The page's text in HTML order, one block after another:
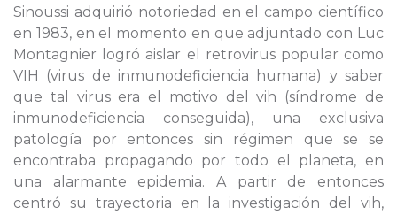
Sinoussi adquirió notoriedad en el campo científico
en 1983, en el momento en que adjuntado con Luc
Montagnier logró aislar el retrovirus popular como
VIH (virus de inmunodeficiencia humana) y saber
que tal virus era el motivo del vih (síndrome de
inmunodeficiencia conseguida), una exclusiva
patología por entonces sin régimen que se se
encontraba propagando por todo el planeta, en
una alarmante epidemia. A partir de entonces
centró su trayectoria en la investigación del vih,